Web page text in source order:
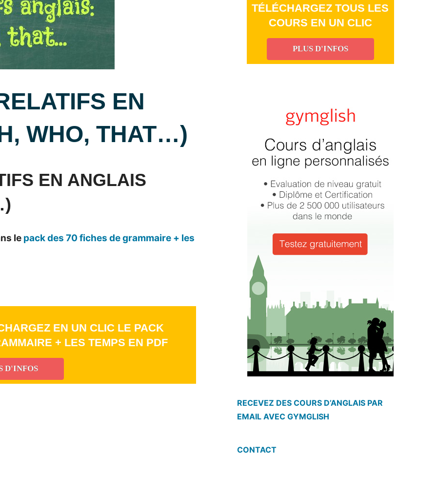
EN
WHO, THAT…)
EN ANGLAIS
le pack des 70 fiches de grammaire + les
EN UN CLIC LE PACK
+ LES TEMPS EN PDF
D'INFOS
TÉLÉCHARGEZ TOUS LES
COURS EN UN CLIC
PLUS D'INFOS
RECEVEZ DES COURS D’ANGLAIS PAR
EMAIL AVEC GYMGLISH
CONTACT